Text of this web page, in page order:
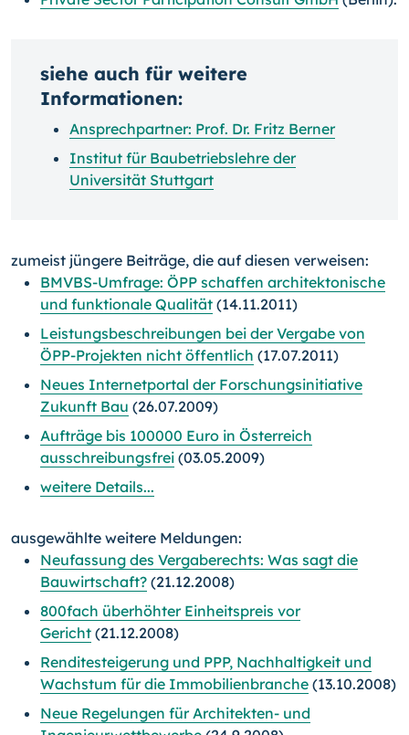
siehe auch für weitere
Informationen:
Ansprechpartner: Prof. Dr. Fritz Berner
Institut für Baubetriebslehre der
Universität Stuttgart
zumeist jüngere Beiträge, die auf diesen verweisen:
BMVBS-Umfrage: ÖPP schaffen architektonische
und funktionale Qualität (14.11.2011)
Leistungsbeschreibungen bei der Vergabe von
ÖPP-Projekten nicht öffentlich (17.07.2011)
Neues Internetportal der Forschungsinitiative
Zukunft Bau (26.07.2009)
Aufträge bis 100000 Euro in Österreich
ausschreibungsfrei (03.05.2009)
weitere Details...
ausgewählte weitere Meldungen:
Neufassung des Vergaberechts: Was sagt die
Bauwirtschaft? (21.12.2008)
800fach überhöhter Einheitspreis vor
Gericht (21.12.2008)
Renditesteigerung und PPP, Nachhaltigkeit und
Wachstum für die Immobilienbranche (13.10.2008)
Neue Regelungen für Architekten- und